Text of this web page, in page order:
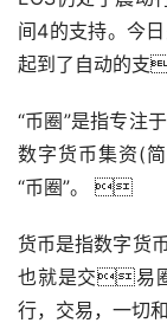
间4的支持。今日
起到了自动的支
“币圈”是指专注于
数字货币集资(
“币圈”。 
货币是指数字货
也就是交易
行，交易，一切